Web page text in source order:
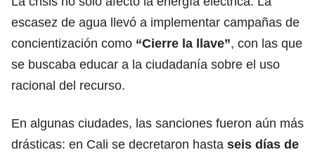
escasez de agua llevó a implementar campañas de
concientización como “Cierre la llave”, con las que
se buscaba educar a la ciudadanía sobre el uso
racional del recurso.
En algunas ciudades, las sanciones fueron aún más
drásticas: en Cali se decretaron hasta seis días de